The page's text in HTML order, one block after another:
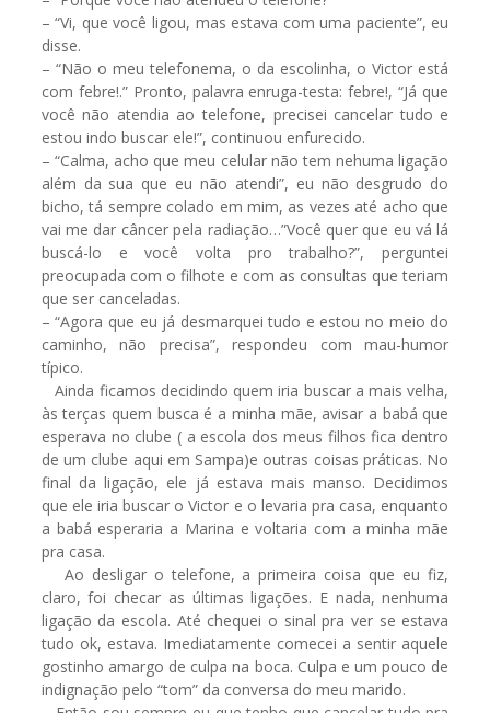
– “Vi, que você ligou, mas estava com uma paciente”, eu
disse.
– “Não o meu telefonema, o da escolinha, o Victor está
com febre!.” Pronto, palavra enruga-testa: febre!, “Já que
você não atendia ao telefone, precisei cancelar tudo e
estou indo buscar ele!”, continuou enfurecido.
– “Calma, acho que meu celular não tem nehuma ligação
além da sua que eu não atendi”, eu não desgrudo do
bicho, tá sempre colado em mim, as vezes até acho que
vai me dar câncer pela radiação…”Você quer que eu vá lá
buscá-lo e você volta pro trabalho?”, perguntei
preocupada com o filhote e com as consultas que teriam
que ser canceladas.
– “Agora que eu já desmarquei tudo e estou no meio do
caminho, não precisa”, respondeu com mau-humor
típico.
Ainda ficamos decidindo quem iria buscar a mais velha,
às terças quem busca é a minha mãe, avisar a babá que
esperava no clube ( a escola dos meus filhos fica dentro
de um clube aqui em Sampa)e outras coisas práticas. No
final da ligação, ele já estava mais manso. Decidimos
que ele iria buscar o Victor e o levaria pra casa, enquanto
a babá esperaria a Marina e voltaria com a minha mãe
pra casa.
Ao desligar o telefone, a primeira coisa que eu fiz,
claro, foi checar as últimas ligações. E nada, nenhuma
ligação da escola. Até chequei o sinal pra ver se estava
tudo ok, estava. Imediatamente comecei a sentir aquele
gostinho amargo de culpa na boca. Culpa e um pouco de
indignação pelo “tom” da conversa do meu marido.